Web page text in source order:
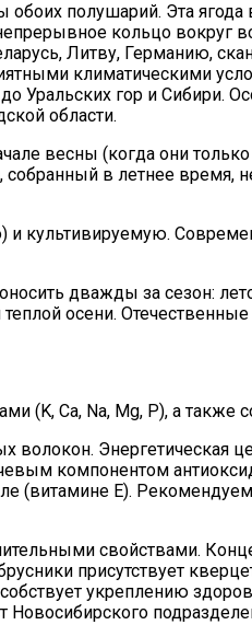
полушарий. Эта ягода
кольцо вокруг
Литву, Германию,
климатическими
Уральских гор и Сибири.
области.
весны (когда они
в летнее время,
и культивируемую.
дважды за сезон:
осени.
(K, Ca, Na, Mg, P), а также
волокон. Энергетическая
компонентом
(витамине E).
свойствами.
присутствует
укреплению
Новосибирского